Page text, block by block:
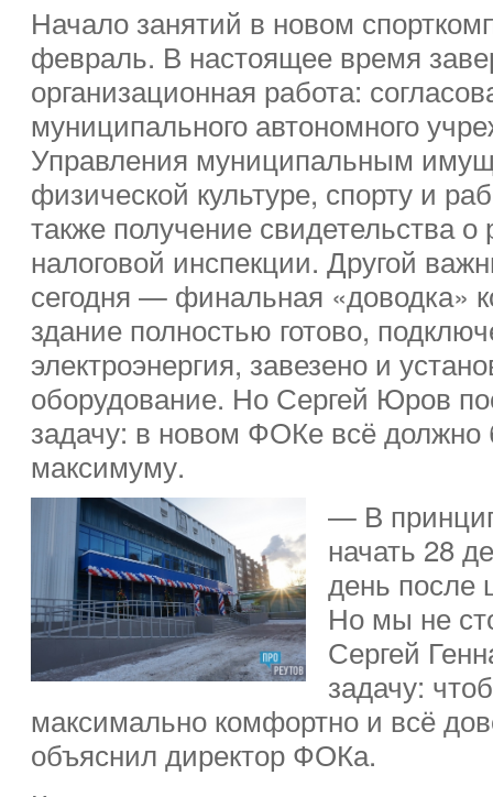
Начало занятий в новом
февраль. В настоящее время
организационная работа:
муниципального автономного
Управления муниципальным
физической культуре, спорту и
также получение свидетельства о
налоговой инспекции. Другой
сегодня — финальная «доводка»
здание полностью готово,
электроэнергия, завезено и
оборудование. Но Сергей Юров
задачу: в новом ФОКе всё должно
максимуму.
— В
начать 28
день после
Но мы не
Сергей
задачу:
максимально комфортно и всё
объяснил директор ФОКа.